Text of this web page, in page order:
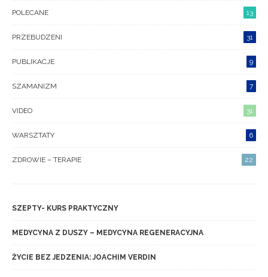
POLECANE 13
PRZEBUDZENI 31
PUBLIKACJE 9
SZAMANIZM 7
VIDEO 31
WARSZTATY 6
ZDROWIE – TERAPIE 22
SZEPTY- KURS PRAKTYCZNY
MEDYCYNA Z DUSZY – MEDYCYNA REGENERACYJNA
ŻYCIE BEZ JEDZENIA: JOACHIM VERDIN